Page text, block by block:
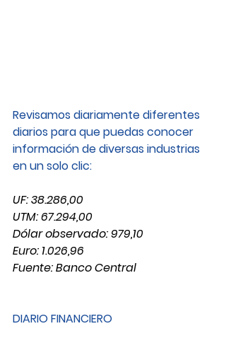
Revisamos diariamente diferentes
diarios para que puedas conocer
información de diversas industrias
en un solo clic:
UF: 38.286,00
UTM: 67.294,00
Dólar observado: 979,10
Euro: 1.026,96
Fuente: Banco Central
DIARIO FINANCIERO